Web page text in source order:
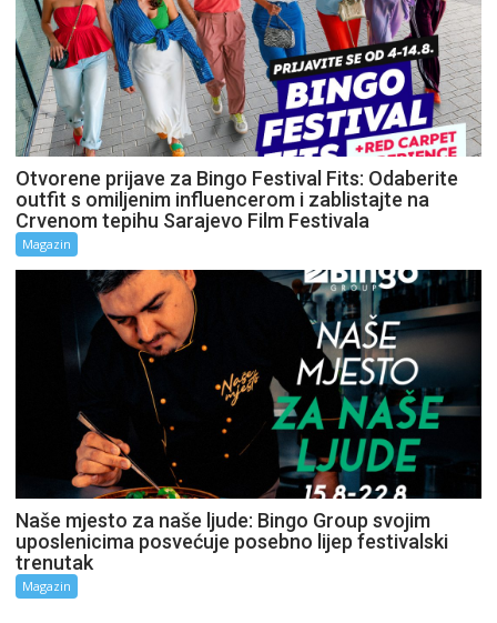
Otvorene prijave za Bingo Festival Fits: Odaberite
outfit s omiljenim influencerom i zablistajte na
Crvenom tepihu Sarajevo Film Festivala
Magazin
Naše mjesto za naše ljude: Bingo Group svojim
uposlenicima posvećuje posebno lijep festivalski
trenutak
Magazin